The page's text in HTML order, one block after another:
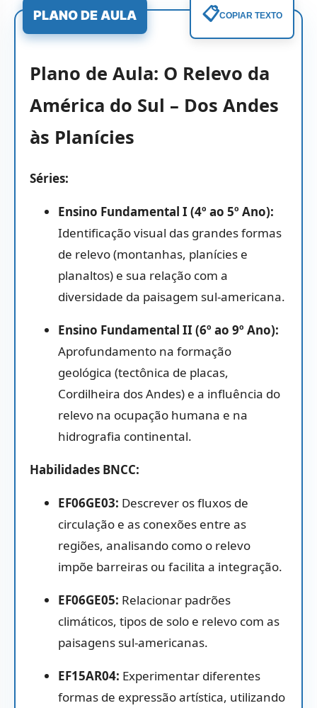
PLANO DE AULA 📋COPIAR TEXTO
Plano de Aula: O Relevo da
América do Sul – Dos Andes
às Planícies
Séries:
Ensino Fundamental I (4º ao 5º Ano):
Identificação visual das grandes formas
de relevo (montanhas, planícies e
planaltos) e sua relação com a
diversidade da paisagem sul-americana.
Ensino Fundamental II (6º ao 9º Ano):
Aprofundamento na formação
geológica (tectônica de placas,
Cordilheira dos Andes) e a influência do
relevo na ocupação humana e na
hidrografia continental.
Habilidades BNCC:
EF06GE03: Descrever os fluxos de
circulação e as conexões entre as
regiões, analisando como o relevo
impõe barreiras ou facilita a integração.
EF06GE05: Relacionar padrões
climáticos, tipos de solo e relevo com as
paisagens sul-americanas.
EF15AR04: Experimentar diferentes
formas de expressão artística, utilizando